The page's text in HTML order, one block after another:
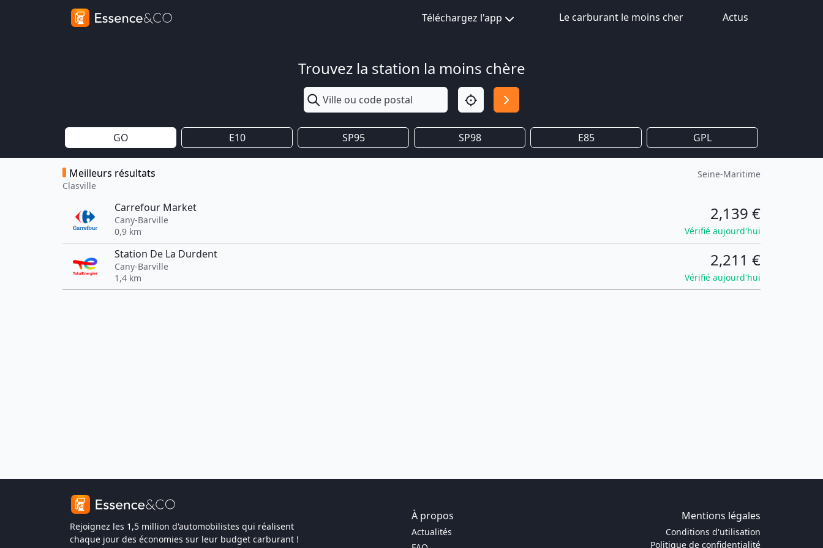
Téléchargez l'app Le carburant le moins cher Actus
Trouvez la station la moins chère
GO E10 SP95 SP98 E85 GPL
Meilleurs résultats
Clasville
Seine-Maritime
Carrefour Market
Cany-Barville
0,9 km
2,139 €
Vérifié aujourd'hui
Station De La Durdent
Cany-Barville
1,4 km
2,211 €
Vérifié aujourd'hui
Rejoignez les 1,5 million d'automobilistes qui réalisent
chaque jour des économies sur leur budget carburant !
À propos Mentions légales
Actualités
Conditions d'utilisation
Politique de confidentialité